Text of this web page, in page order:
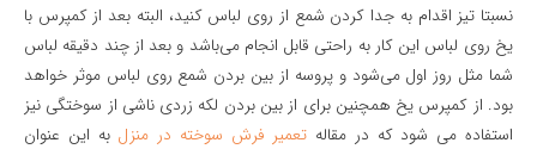
نسبتا تیز اقدام به جدا کردن شمع از روی لباس کنید، البته بعد از کمپرس با
یخ روی لباس این کار به راحتی قابل انجام می‌باشد و بعد از چند دقیقه لباس
شما مثل روز اول می‌شود و پروسه از بین بردن شمع روی لباس موثر خواهد
بود. از کمپرس یخ همچنین برای از بین بردن لکه زردی ناشی از سوختگی نیز
استفاده می شود که در مقاله تعمیر فرش سوخته در منزل به این عنوان